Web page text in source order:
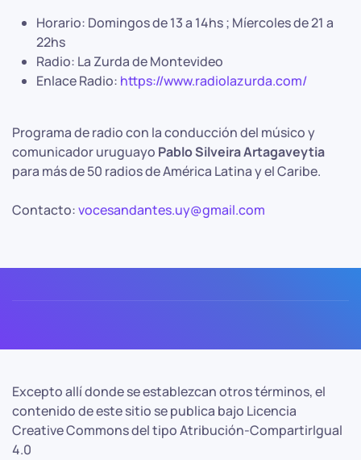
Horario: Domingos de 13 a 14hs ; Míercoles de 21 a
22hs
Radio: La Zurda de Montevideo
Enlace Radio: https://www.radiolazurda.com/
Programa de radio con la conducción del músico y
comunicador uruguayo Pablo Silveira Artagaveytia
para más de 50 radios de América Latina y el Caribe.
Contacto:vocesandantes.uy@gmail.com
Excepto allí donde se establezcan otros términos, el
contenido de este sitio se publica bajo Licencia
Creative Commons del tipo Atribución-CompartirIgual
4.0